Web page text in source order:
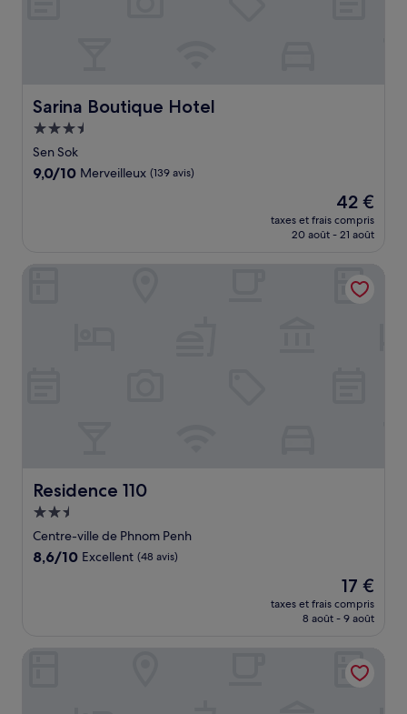
Sarina Boutique Hotel
Sarina Boutique Hotel
Hébergement
3.5 étoiles
Sen Sok
9.0
9,0/10 Merveilleux (139 avis)
Le
nouveau
prix
de
42 €
42 €
taxes et frais compris
20 août - 21 août
Residence 110
Residence 110
Hébergement
2.5 étoiles
Centre-ville de Phnom Penh
8.6
8,6/10 Excellent (48 avis)
Le
nouveau
prix
de
17 €
17 €
taxes et frais compris
8 août - 9 août